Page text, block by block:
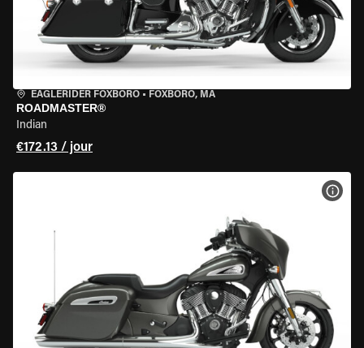
EAGLERIDER FOXBORO • FOXBORO, MA
ROADMASTER®
Indian
€172.13 / jour